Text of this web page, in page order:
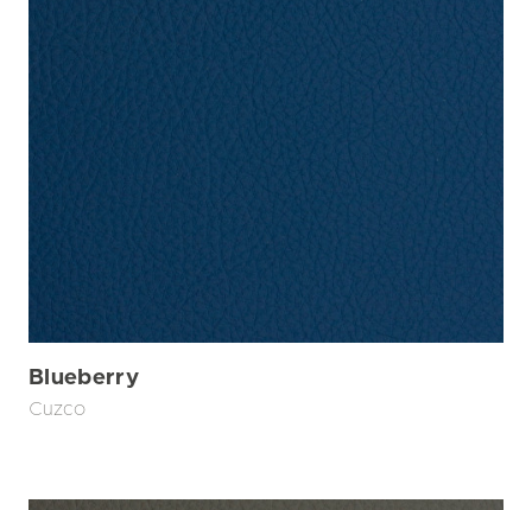
Blueberry
Cuzco